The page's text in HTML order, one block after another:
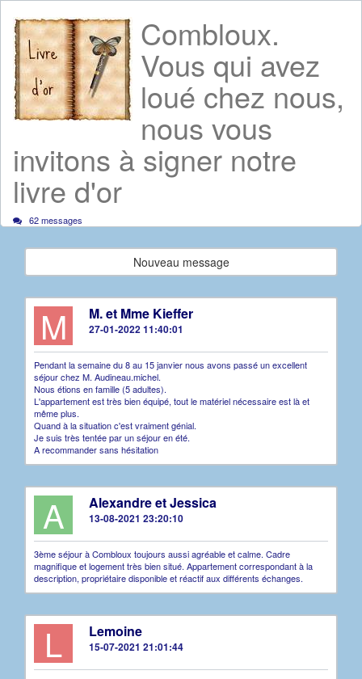
Combloux.
Vous qui avez
loué chez nous,
nous vous
invitons à signer notre
livre d'or
62 messages
Nouveau message
M M. et Mme Kieffer
27-01-2022 11:40:01
Pendant la semaine du 8 au 15 janvier nous avons passé un excellent
séjour chez M. Audineau.michel.
Nous étions en famille (5 adultes).
L'appartement est très bien équipé, tout le matériel nécessaire est là et
même plus.
Quand à la situation c'est vraiment génial.
Je suis très tentée par un séjour en été.
A recommander sans hésitation
A Alexandre et Jessica
13-08-2021 23:20:10
3ème séjour à Combloux toujours aussi agréable et calme. Cadre
magnifique et logement très bien situé. Appartement correspondant à la
description, propriétaire disponible et réactif aux différents échanges.
L Lemoine
15-07-2021 21:01:44